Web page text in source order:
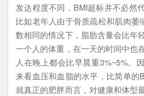
发达程度不同，BMI超标并不必然
比如老年人由于骨质疏松和肌肉萎
数相同的情况下，脂肪含量会比年
一个人的体重，在一天的时间中也
人在晚上都会比早晨重3%~5%。
来看血压和血脂的水平，比简单的
就真正的肥胖而言，对健康和体型